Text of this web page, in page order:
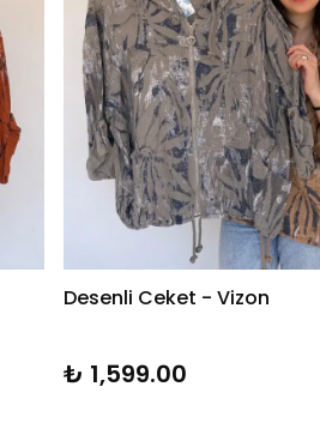
Desenli Ceket - Vizon
₺ 1,599.00